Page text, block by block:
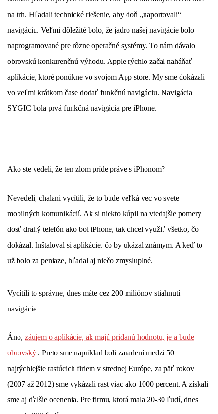
na trh. Hľadali technické riešenie, aby doň „naportovali“
navigáciu. Veľmi dôležité bolo, že jadro našej navigácie bolo
naprogramované pre rôzne operačné systémy. To nám dávalo
obrovskú konkurenčnú výhodu. Apple rýchlo začal naháňať
aplikácie, ktoré ponúkne vo svojom App store. My sme dokázali
vo veľmi krátkom čase dodať funkčnú navigáciu. Navigácia
SYGIC bola prvá funkčná navigácia pre iPhone.
Ako ste vedeli, že ten zlom príde práve s iPhonom?
Nevedeli, chalani vycítili, že to bude veľká vec vo svete
mobilných komunikácií. Ak si niekto kúpil na vtedajšie pomery
dosť drahý telefón ako bol iPhone, tak chcel využiť všetko, čo
dokázal. Inštaloval si aplikácie, čo by ukázal známym. A keď to
už bolo za peniaze, hľadal aj niečo zmysluplné.
Vycítili to správne, dnes máte cez 200 miliónov stiahnutí
navigácie….
Áno, záujem o aplikácie, ak majú pridanú hodnotu, je a bude
obrovský . Preto sme napríklad boli zaradení medzi 50
najrýchlejšie rastúcich firiem v strednej Európe, za päť rokov
(2007 až 2012) sme vykázali rast viac ako 1000 percent. A získali
sme aj ďalšie ocenenia. Pre firmu, ktorá mala 20-30 ľudí, dnes